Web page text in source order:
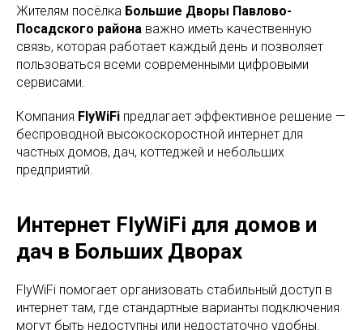
Жителям посёлка Большие Дворы Павлово-
Посадского района важно иметь качественную
связь, которая работает каждый день и позволяет
пользоваться всеми современными цифровыми
сервисами.
Компания FlyWiFi предлагает эффективное решение —
беспроводной высокоскоростной интернет для
частных домов, дач, коттеджей и небольших
предприятий.
Интернет FlyWiFi для домов и
дач в Больших Дворах
FlyWiFi помогает организовать стабильный доступ в
интернет там, где стандартные варианты подключения
могут быть недоступны или недостаточно удобны.